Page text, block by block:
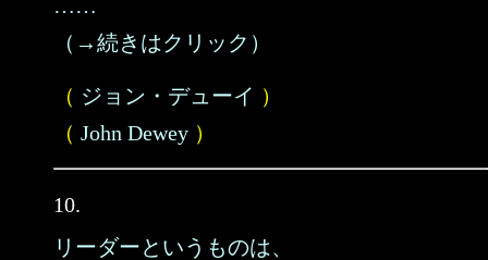
……
（→続きはクリック）
（ ジョン・デューイ ）
（ John Dewey ）
10.
リーダーというものは、